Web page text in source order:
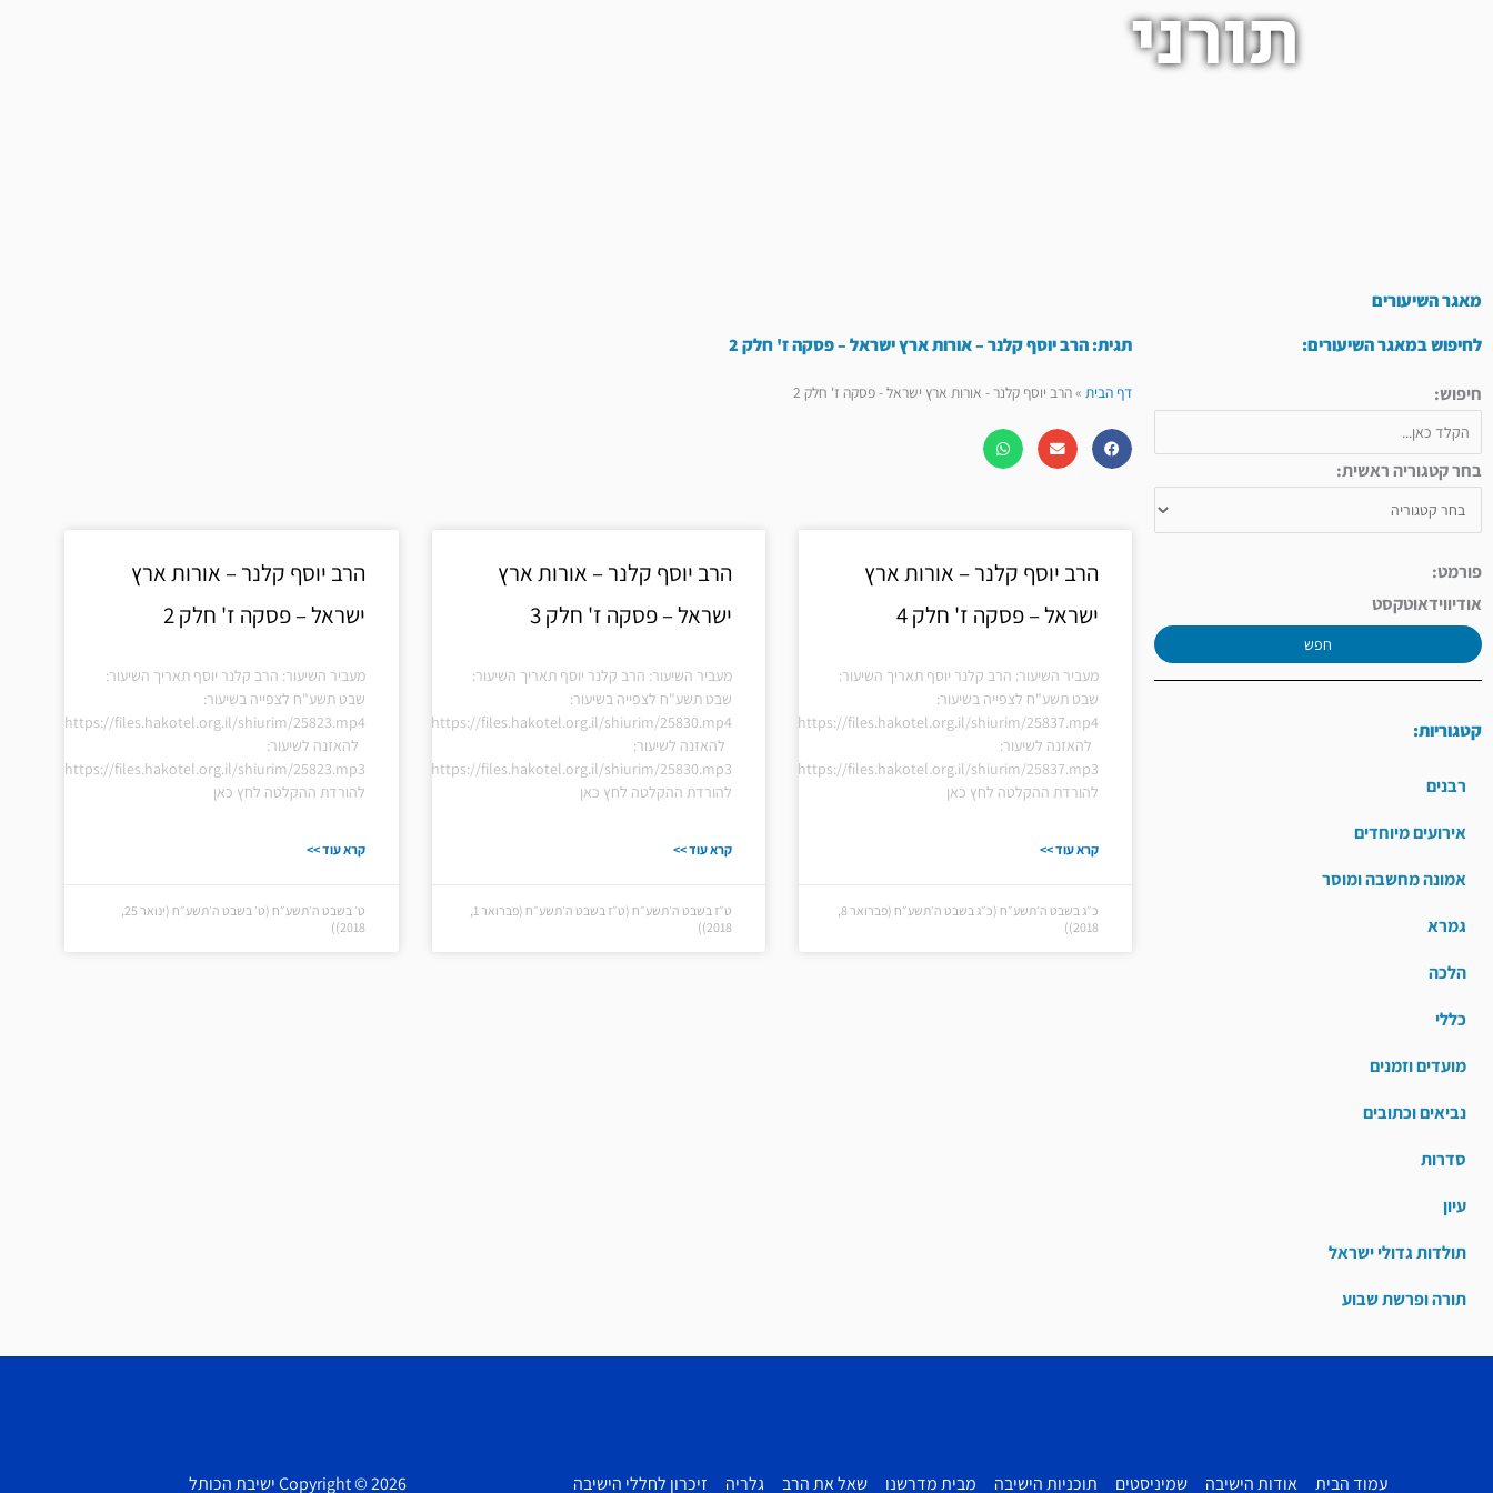
תורני
מאגר השיעורים
לחיפוש במאגר השיעורים:
חיפוש:
בחר קטגוריה ראשית:
פורמט:
אודיווידאוטקסט
חפש
קטגוריות:
רבנים
אירועים מיוחדים
אמונה מחשבה ומוסר
גמרא
הלכה
כללי
מועדים וזמנים
נביאים וכתובים
סדרות
עיון
תולדות גדולי ישראל
תורה ופרשת שבוע
תגית: הרב יוסף קלנר – אורות ארץ ישראל – פסקה ז' חלק 2
דף הבית»הרב יוסף קלנר - אורות ארץ ישראל - פסקה ז' חלק 2
הרב יוסף קלנר – אורות ארץ
ישראל – פסקה ז' חלק 4
מעביר השיעור: הרב קלנר יוסף תאריך השיעור:
שבט תשע"ח לצפייה בשיעור:
https://files.hakotel.org.il/shiurim/25837.mp4
להאזנה לשיעור:
https://files.hakotel.org.il/shiurim/25837.mp3
להורדת ההקלטה לחץ כאן
קרא עוד >>
כ״ג בשבט ה׳תשע״ח (כ״ג בשבט ה׳תשע״ח (פברואר 8,
2018))
הרב יוסף קלנר – אורות ארץ
ישראל – פסקה ז' חלק 3
מעביר השיעור: הרב קלנר יוסף תאריך השיעור:
שבט תשע"ח לצפייה בשיעור:
https://files.hakotel.org.il/shiurim/25830.mp4
להאזנה לשיעור:
https://files.hakotel.org.il/shiurim/25830.mp3
להורדת ההקלטה לחץ כאן
קרא עוד >>
ט״ז בשבט ה׳תשע״ח (ט״ז בשבט ה׳תשע״ח (פברואר 1,
2018))
הרב יוסף קלנר – אורות ארץ
ישראל – פסקה ז' חלק 2
מעביר השיעור: הרב קלנר יוסף תאריך השיעור:
שבט תשע"ח לצפייה בשיעור:
https://files.hakotel.org.il/shiurim/25823.mp4
להאזנה לשיעור:
https://files.hakotel.org.il/shiurim/25823.mp3
להורדת ההקלטה לחץ כאן
קרא עוד >>
ט׳ בשבט ה׳תשע״ח (ט׳ בשבט ה׳תשע״ח (ינואר 25,
2018))
עמוד הבית אודות הישיבה שמיניסטים תוכניות הישיבה מבית מדרשנו שאל את הרב גלריה זיכרון לחללי הישיבה Copyright © 2026 ישיבת הכותל